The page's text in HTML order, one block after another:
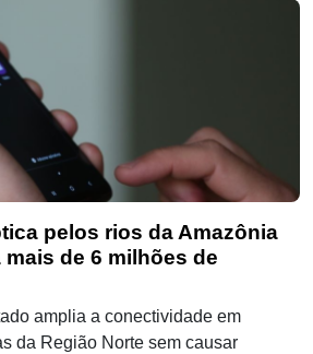
pelos rios da Amazônia
de 6 milhões de
amplia a conectividade em
da Região Norte sem causar